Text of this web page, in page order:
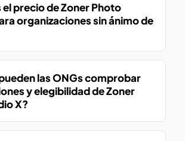
el precio de Zoner Photo
organizaciones sin ánimo de
las ONGs comprobar
y elegibilidad de Zoner
X?